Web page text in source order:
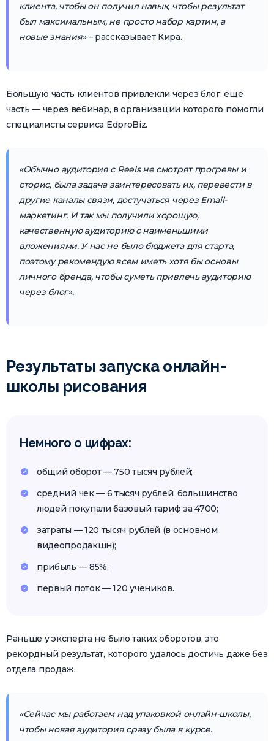
клиента, чтобы он получил навык, чтобы результат
был максимальным, не просто набор картин, а
новые знания»– рассказывает Кира.
Большую часть клиентов привлекли через блог, еще
часть — через вебинар, в организации которого помогли
специалисты сервиса EdproBiz.
«Обычно аудитория с Reels не смотрят прогревы и
сторис, была задача заинтересовать их, перевести в
другие каналы связи, достучаться через Email-
маркетинг. И так мы получили хорошую,
качественную аудиторию с наименьшими
вложениями. У нас не было бюджета для старта,
поэтому рекомендую всем иметь хотя бы основы
личного бренда, чтобы суметь привлечь аудиторию
через блог».
Результаты запуска онлайн-
школы рисования
Немного о цифрах:
общий оборот — 750 тысяч рублей;
средний чек — 6 тысяч рублей, большинство
людей покупали базовый тариф за 4700;
затраты — 120 тысяч рублей (в основном,
видеопродакшн);
прибыль — 85%;
первый поток — 120 учеников.
Раньше у эксперта не было таких оборотов, это
рекордный результат, которого удалось достичь даже без
отдела продаж.
«Сейчас мы работаем над упаковкой онлайн-школы,
чтобы новая аудитория сразу была в курсе.